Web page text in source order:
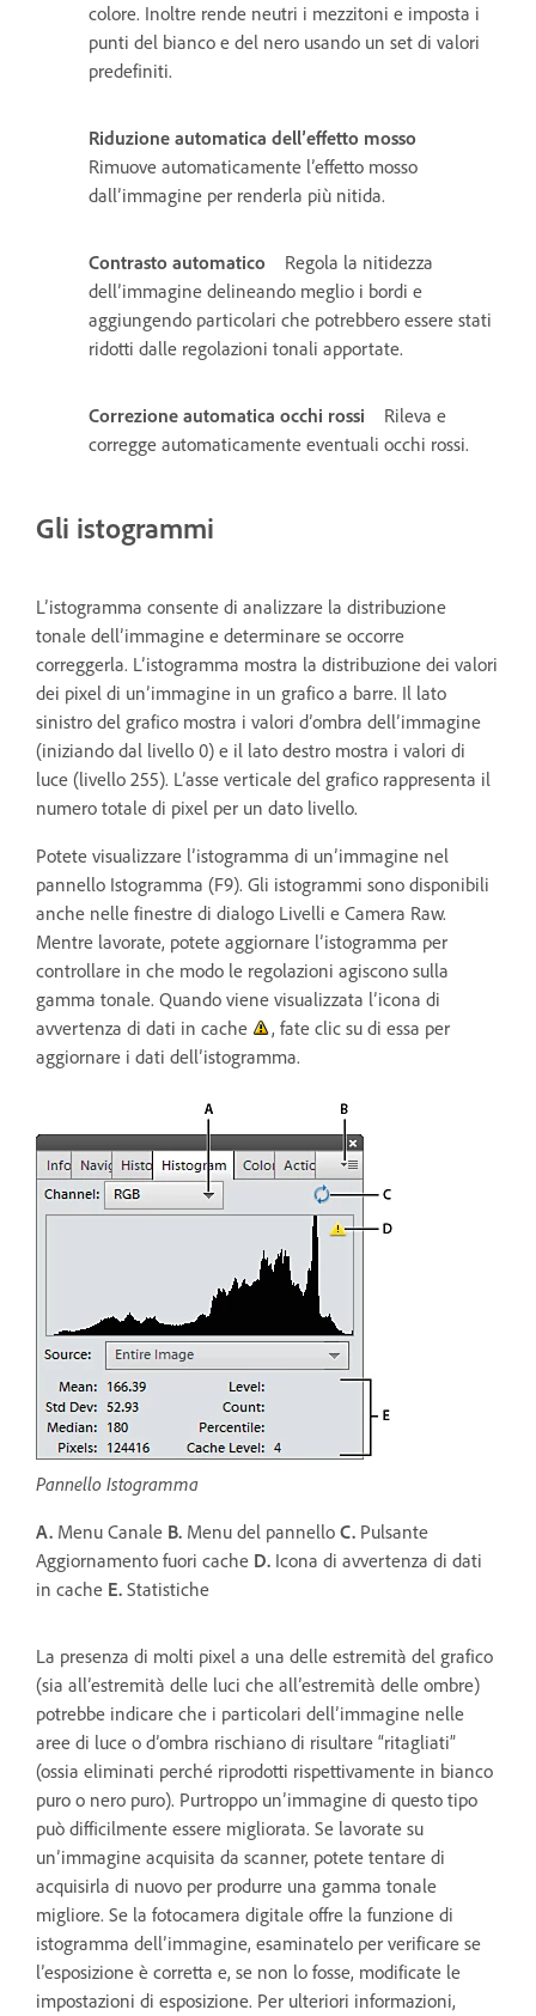
colore. Inoltre rende neutri i mezzitoni e imposta i
punti del bianco e del nero usando un set di valori
predefiniti.
Riduzione automatica dell’effetto mosso
Rimuove automaticamente l’effetto mosso
dall’immagine per renderla più nitida.
Contrasto automatico
Regola la nitidezza
dell’immagine delineando meglio i bordi e
aggiungendo particolari che potrebbero essere stati
ridotti dalle regolazioni tonali apportate.
Correzione automatica occhi rossi
Rileva e
corregge automaticamente eventuali occhi rossi.
Gli istogrammi
L’istogramma consente di analizzare la distribuzione
tonale dell’immagine e determinare se occorre
correggerla. L’istogramma mostra la distribuzione dei valori
dei pixel di un’immagine in un grafico a barre. Il lato
sinistro del grafico mostra i valori d’ombra dell’immagine
(iniziando dal livello 0) e il lato destro mostra i valori di
luce (livello 255). L’asse verticale del grafico rappresenta il
numero totale di pixel per un dato livello.
Potete visualizzare l’istogramma di un’immagine nel
pannello Istogramma (F9). Gli istogrammi sono disponibili
anche nelle finestre di dialogo Livelli e Camera Raw.
Mentre lavorate, potete aggiornare l’istogramma per
controllare in che modo le regolazioni agiscono sulla
gamma tonale. Quando viene visualizzata l’icona di
avvertenza di dati in cache
, fate clic su di essa per
aggiornare i dati dell’istogramma.
Pannello Istogramma
A. Menu Canale B. Menu del pannello C. Pulsante
Aggiornamento fuori cache D. Icona di avvertenza di dati
in cache E. Statistiche
La presenza di molti pixel a una delle estremità del grafico
(sia all’estremità delle luci che all’estremità delle ombre)
potrebbe indicare che i particolari dell’immagine nelle
aree di luce o d’ombra rischiano di risultare “ritagliati”
(ossia eliminati perché riprodotti rispettivamente in bianco
puro o nero puro). Purtroppo un’immagine di questo tipo
può difficilmente essere migliorata. Se lavorate su
un’immagine acquisita da scanner, potete tentare di
acquisirla di nuovo per produrre una gamma tonale
migliore. Se la fotocamera digitale offre la funzione di
istogramma dell’immagine, esaminatelo per verificare se
l’esposizione è corretta e, se non lo fosse, modificate le
impostazioni di esposizione. Per ulteriori informazioni,